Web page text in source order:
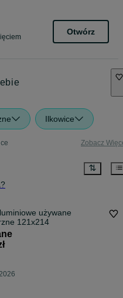
Otwórz
Ilkowice
Zobacz
używane
121x214